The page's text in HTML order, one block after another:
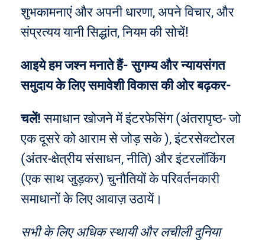
शुभकामनाएं और अपनी धारणा, अपने विचार, और
संप्रत्यय यानी सिद्धांत, नियम की सोचें!
आइये हम जश्न मनाते हैं- सुगम्य और न्यायसंगत
समुदाय के लिए समावेशी विकास की ओर बढ़कर-
चलें! समाधान खोजने में इंटरफेसिंग (अंतरापृष्ठ- जो
एक दूसरे को आराम से जोड़ सके ), इंटरसेक्टोरल
(अंतर-क्षेत्रीय संसाधन, नीति) और इंटरलॉकिंग
(एक साथ जुड़कर) चुनौतियों के परिवर्तनकारी
समाधानों के लिए आवाज़ उठायें।
सभी के लिए अधिक स्थायी और लचीली दुनिया